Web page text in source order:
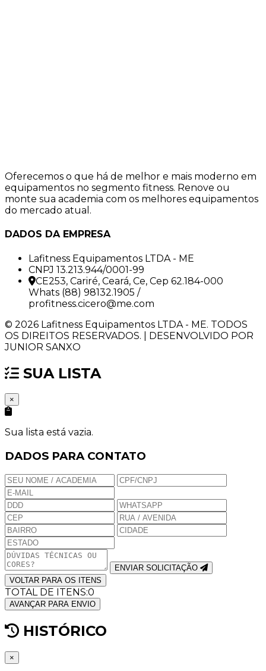
Oferecemos o que há de melhor e mais moderno em
equipamentos no segmento fitness. Renove ou
monte sua academia com os melhores equipamentos
do mercado atual.
DADOS DA EMPRESA
Lafitness Equipamentos LTDA - ME
CNPJ 13.213.944/0001-99
CE253, Cariré, Ceará, Ce, Cep 62.184-000
Whats (88) 98132.1905 /
profitness.cicero@me.com
© 2026 Lafitness Equipamentos LTDA - ME. TODOS
OS DIREITOS RESERVADOS. | DESENVOLVIDO POR
JUNIOR SANXO
SUA LISTA
×
Sua lista está vazia.
DADOS PARA CONTATO
ENVIAR SOLICITAÇÃO
VOLTAR PARA OS ITENS
TOTAL DE ITENS:0
AVANÇAR PARA ENVIO
HISTÓRICO
×